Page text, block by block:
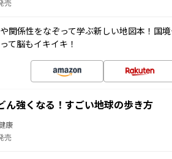
売
関係性をなぞって学ぶ新しい地図本！国
て脳もイキイキ！
ん強くなる！すごい地球の歩き方
康
売